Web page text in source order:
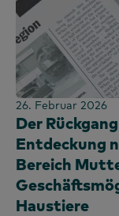
Nordamerika
Bolivien
Brasilien
Mittelamerika
Chile
Kolumbien
Ecuador
Ägypten
Äthiopien
Französisch
Koreanisch
Portugiesisch
Spanisch
Mode-Panel
OOH-Panel
Benzin-Panel
Panel kaufen
Verpflichtet
Technik &
Marketing-
PanelVoice-
26. Februar 2026
Der
Entdeckung
Bereich
Haustiere